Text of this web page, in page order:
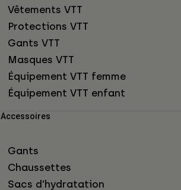
Vêtements VTT
Protections VTT
Gants VTT
Masques VTT
Équipement VTT femme
Équipement VTT enfant
Accessoires
Gants
Chaussettes
Sacs d’hydratation